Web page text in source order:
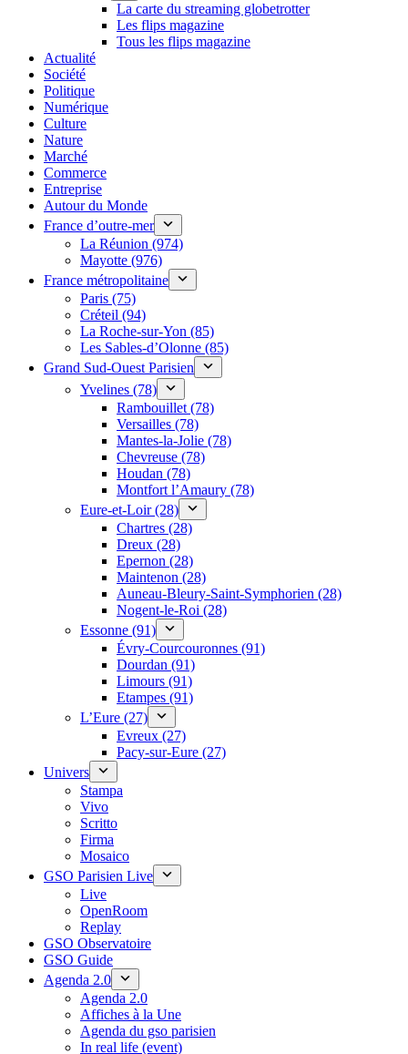
La carte du streaming globetrotter
Les flips magazine
Tous les flips magazine
Actualité
Société
Politique
Numérique
Culture
Nature
Marché
Commerce
Entreprise
Autour du Monde
France d’outre-mer
La Réunion (974)
Mayotte (976)
France métropolitaine
Paris (75)
Créteil (94)
La Roche-sur-Yon (85)
Les Sables-d’Olonne (85)
Grand Sud-Ouest Parisien
Yvelines (78)
Rambouillet (78)
Versailles (78)
Mantes-la-Jolie (78)
Chevreuse (78)
Houdan (78)
Montfort l’Amaury (78)
Eure-et-Loir (28)
Chartres (28)
Dreux (28)
Epernon (28)
Maintenon (28)
Auneau-Bleury-Saint-Symphorien (28)
Nogent-le-Roi (28)
Essonne (91)
Évry-Courcouronnes (91)
Dourdan (91)
Limours (91)
Etampes (91)
L’Eure (27)
Evreux (27)
Pacy-sur-Eure (27)
Univers
Stampa
Vivo
Scritto
Firma
Mosaico
GSO Parisien Live
Live
OpenRoom
Replay
GSO Observatoire
GSO Guide
Agenda 2.0
Agenda 2.0
Affiches à la Une
Agenda du gso parisien
In real life (event)